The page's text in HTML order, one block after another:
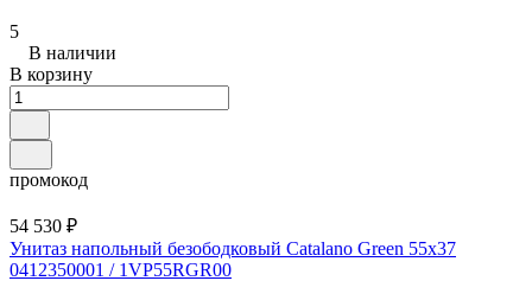
5
В наличии
В корзину
промокод
54 530 ₽
Унитаз напольный безободковый Catalano Green 55x37
0412350001 / 1VP55RGR00